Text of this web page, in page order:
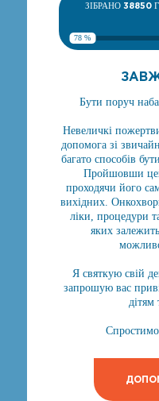
ЗІБРАНО 38850
78 %
Бути поруч
Невеличкі
допомога зі
багато способів
Пройшовши
проходячи його
вихідних.
ліки, процедури
яких
Я святкую свій
запрошую вас
дітям
Спростимо